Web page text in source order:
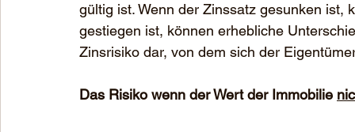
gültig ist. Wenn der Zinssatz gesunken
gestiegen ist, können erhebliche
Zinsrisiko dar, von dem sich der
Das Risiko wenn der Wert der Immobilie